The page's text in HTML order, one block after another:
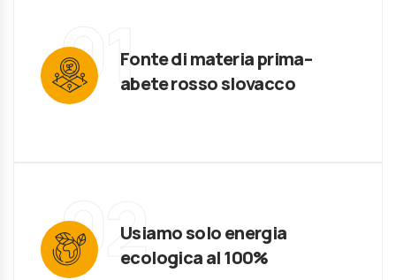
01Fonte di materia prima–
abete rosso slovacco
02Usiamo solo energia
ecologica al 100%